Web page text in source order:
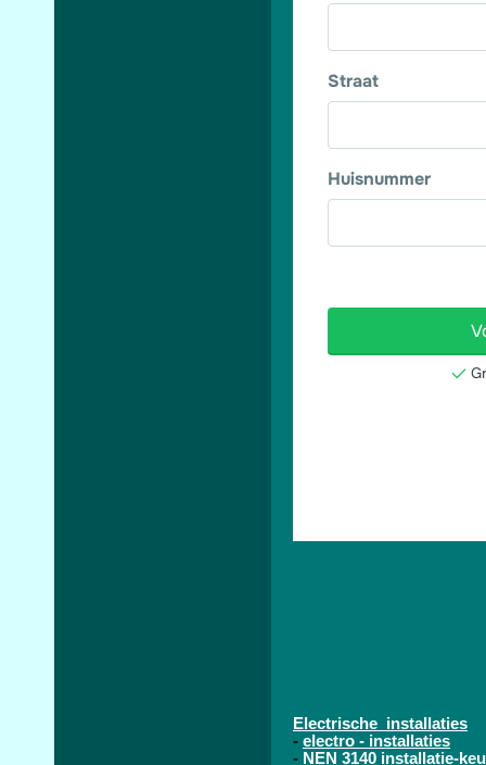
Electrische installaties
- electro - installaties
- NEN 3140 installatie-